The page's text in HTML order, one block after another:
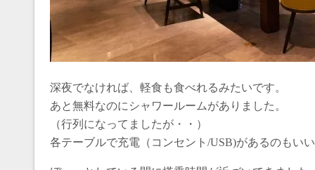
深夜でなければ、軽食も食べれるみたいです。
あと無料なのにシャワールームがありました。
（行列になってましたが・・）
各テーブルで充電（コンセント/USB)があるのもい